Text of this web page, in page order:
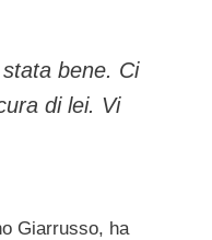
bene. Ci
di lei. Vi
Giarrusso, ha